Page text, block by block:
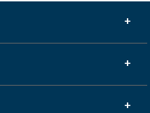
+
+
+